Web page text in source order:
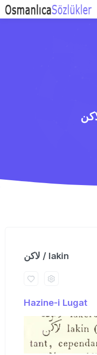
لاكن / lakin
Hazine-i Lugat